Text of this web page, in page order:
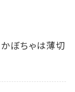
ぼちゃは薄切